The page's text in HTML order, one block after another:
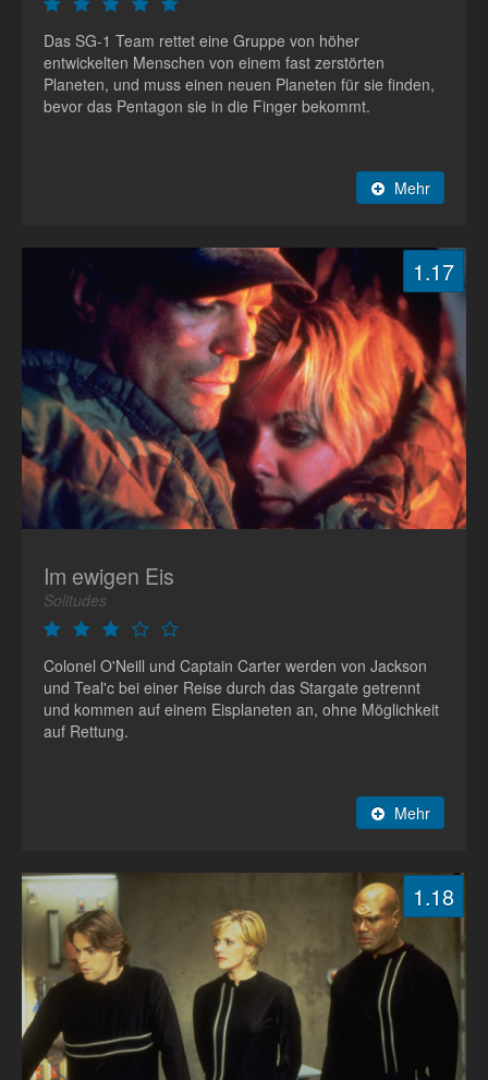
Das SG-1 Team rettet eine Gruppe von höher
entwickelten Menschen von einem fast zerstörten
Planeten, und muss einen neuen Planeten für sie finden,
bevor das Pentagon sie in die Finger bekommt.
Mehr
1.17
Im ewigen Eis
Solitudes
Colonel O'Neill und Captain Carter werden von Jackson
und Teal'c bei einer Reise durch das Stargate getrennt
und kommen auf einem Eisplaneten an, ohne Möglichkeit
auf Rettung.
Mehr
1.18